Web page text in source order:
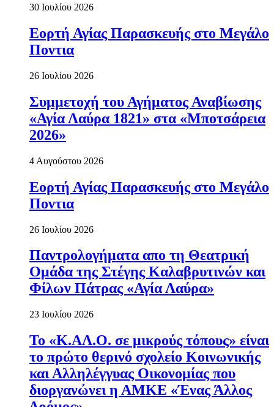
30 Ιουλίου 2026
Εορτή Αγίας Παρασκευής στο Μεγάλο
Ποντια
26 Ιουλίου 2026
Συμμετοχή του Αγήματος Αναβίωσης
«Αγία Λαύρα 1821» στα «Μποτσάρεια
2026»
4 Αυγούστου 2026
Εορτή Αγίας Παρασκευής στο Μεγάλο
Ποντια
26 Ιουλίου 2026
Παντρολογήματα απο τη Θεατρική
Ομάδα της Στέγης Καλαβρυτινών και
Φίλων Πάτρας «Αγία Λαύρα»
23 Ιουλίου 2026
Το «Κ.ΑΛ.Ο. σε μικρούς τόπους» είναι
το πρώτο θερινό σχολείο Κοινωνικής
και Αλληλέγγυας Οικονομίας που
διοργανώνει η ΑΜΚΕ «Ένας Άλλος